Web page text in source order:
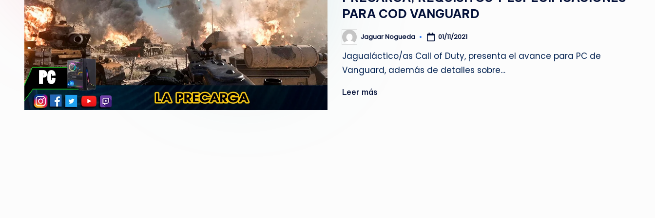
u
e
d
PARA COD VANGUARD
Publicado
por
Jaguar Nogueda 01/11/2021
Jagualáctico/as Call of Duty, presenta el avance para PC de
Vanguard, además de detalles sobre…
Leer más